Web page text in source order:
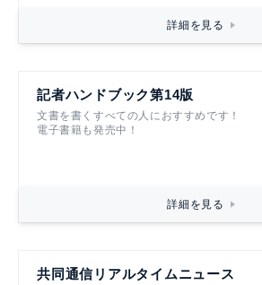
詳細を見る
記者ハンドブック第14版
文書を書くすべての人におすすめです！
電子書籍も発売中！
詳細を見る
共同通信リアルタイムニュース